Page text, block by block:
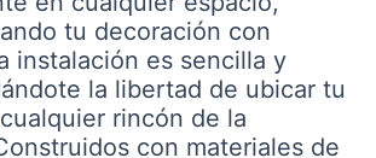
tu decoración con
instalación es sencilla y
la libertad de ubicar tu
rincón de la
con materiales de